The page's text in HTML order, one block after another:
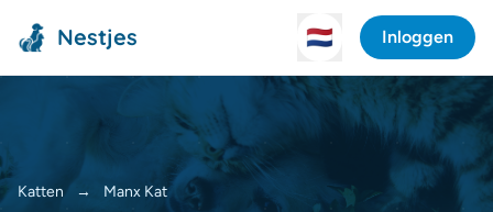
Nestjes 🇳🇱 Inloggen
Katten → Manx Kat